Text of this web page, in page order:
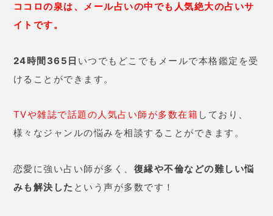
ココロの泉は、メール占いの中でも人気絶大の占いサ
イトです。
24時間365日 いつでもどこでもメールで本格鑑定を受
けることができます。
TVや雑誌で話題の人気占い師が多数在籍 しており、
様々なジャンルの悩みを相談することができます。
恋愛に強い占い師が多く、 復縁や不倫などの難しい悩
みも解決した という声が多数です！